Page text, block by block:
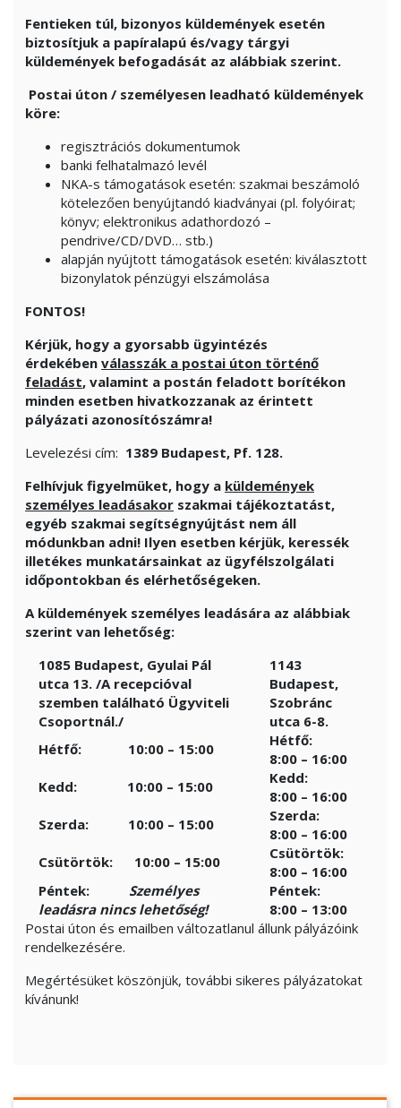
Fentieken túl, bizonyos küldemények esetén
biztosítjuk a papíralapú és/vagy tárgyi
küldemények befogadását az alábbiak szerint.
Postai úton / személyesen leadható küldemények
köre:
regisztrációs dokumentumok
banki felhatalmazó levél
NKA-s támogatások esetén: szakmai beszámoló
kötelezően benyújtandó kiadványai (pl. folyóirat;
könyv; elektronikus adathordozó –
pendrive/CD/DVD… stb.)
alapján nyújtott támogatások esetén: kiválasztott
bizonylatok pénzügyi elszámolása
FONTOS!
Kérjük, hogy a gyorsabb ügyintézés
érdekében válasszák a postai úton történő
feladást, valamint a postán feladott borítékon
minden esetben hivatkozzanak az érintett
pályázati azonosítószámra!
Levelezési cím: 1389 Budapest, Pf. 128.
Felhívjuk figyelmüket, hogy a küldemények
személyes leadásakor szakmai tájékoztatást,
egyéb szakmai segítségnyújtást nem áll
módunkban adni! Ilyen esetben kérjük, keressék
illetékes munkatársainkat az ügyfélszolgálati
időpontokban és elérhetőségeken.
A küldemények személyes leadására az alábbiak
szerint van lehetőség:
1085 Budapest, Gyulai Pál
utca 13. /A recepcióval
szemben található Ügyviteli
Csoportnál./
1143
Budapest,
Szobránc
utca 6-8.
Hétfő: 10:00 – 15:00
Hétfő:
8:00 – 16:00
Kedd: 10:00 – 15:00
Kedd:
8:00 – 16:00
Szerda: 10:00 – 15:00
Szerda:
8:00 – 16:00
Csütörtök: 10:00 – 15:00
Csütörtök:
8:00 – 16:00
Péntek: Személyes
leadásra nincs lehetőség!
Péntek:
8:00 – 13:00
Postai úton és emailben változatlanul állunk pályázóink
rendelkezésére.
Megértésüket köszönjük, további sikeres pályázatokat
kívánunk!